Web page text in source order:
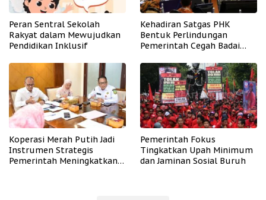
Peran Sentral Sekolah
Rakyat dalam Mewujudkan
Pendidikan Inklusif
Kehadiran Satgas PHK
Bentuk Perlindungan
Pemerintah Cegah Badai
Koperasi Merah Putih Jadi
Instrumen Strategis
Pemerintah Meningkatkan
Pemerintah Fokus
Tingkatkan Upah Minimum
dan Jaminan Sosial Buruh